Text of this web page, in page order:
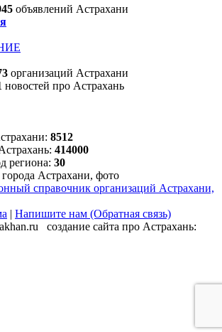
объявлений Астрахани
организаций Астрахани
новостей про Астрахань
8512
414000
региона: 30
справочник организаций Астрахани,
| Напишите нам (Обратная связь)
создание сайта про Астрахань: